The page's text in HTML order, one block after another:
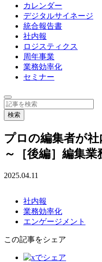
カレンダー
デジタルサイネージ
統合報告書
社内報
ロジスティクス
周年事業
業務効率化
セミナー
プロの編集者が
～［後編］編集業
2025.04.11
社内報
業務効率化
エンゲージメント
この記事をシェア